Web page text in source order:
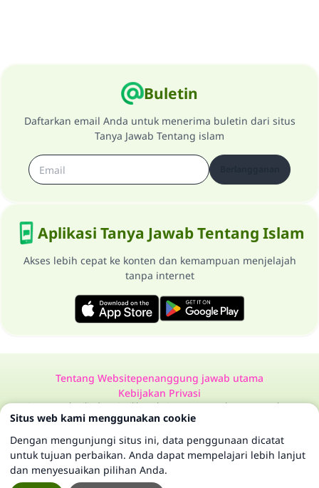
Buletin
Daftarkan email Anda untuk menerima buletin dari situs
Tanya Jawab Tentang islam
Aplikasi Tanya Jawab Tentang Islam
Akses lebih cepat ke konten dan kemampuan menjelajah
tanpa internet
Tentang Websitepenanggung jawab utama
Kebijakan Privasi
Semua Hak Dilindungi Milik Website Tanya Jawab Tentang Islam
1997-2025 ©
Situs web kami menggunakan cookie
Dengan mengunjungi situs ini, data penggunaan dicatat
untuk tujuan perbaikan. Anda dapat mempelajari lebih lanjut
dan menyesuaikan pilihan Anda.